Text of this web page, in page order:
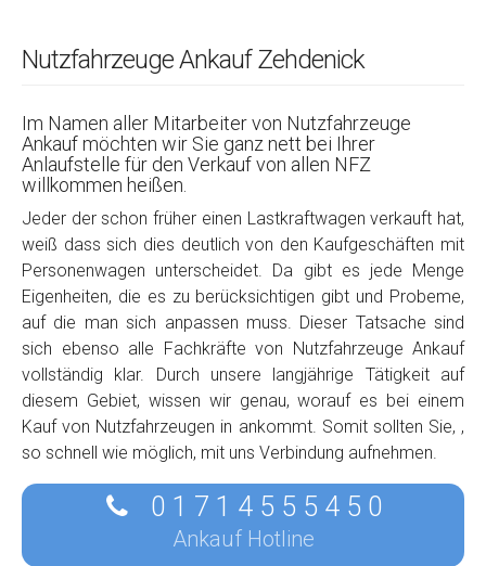
Nutzfahrzeuge Ankauf Zehdenick
Im Namen aller Mitarbeiter von Nutzfahrzeuge
Ankauf möchten wir Sie ganz nett bei Ihrer
Anlaufstelle für den Verkauf von allen NFZ
willkommen heißen.
Jeder der schon früher einen Lastkraftwagen verkauft hat,
weiß dass sich dies deutlich von den Kaufgeschäften mit
Personenwagen unterscheidet. Da gibt es jede Menge
Eigenheiten, die es zu berücksichtigen gibt und Probeme,
auf die man sich anpassen muss. Dieser Tatsache sind
sich ebenso alle Fachkräfte von Nutzfahrzeuge Ankauf
vollständig klar. Durch unsere langjährige Tätigkeit auf
diesem Gebiet, wissen wir genau, worauf es bei einem
Kauf von Nutzfahrzeugen in ankommt. Somit sollten Sie, ,
so schnell wie möglich, mit uns Verbindung aufnehmen.
0 1 7 1 4 5 5 5 4 5 0
Ankauf Hotline